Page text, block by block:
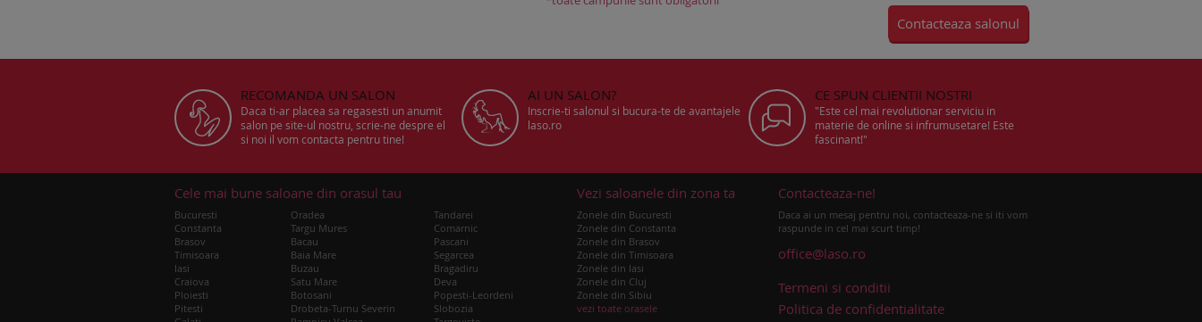
RECOMANDA UN SALON
Daca ti-ar placea sa regasesti un anumit
salon pe site-ul nostru, scrie-ne despre el
si noi il vom contacta pentru tine!
AI UN SALON?
Inscrie-ti salonul si bucura-te de avantajele
laso.ro
CE SPUN CLIENTII NOSTRI
"Este cel mai revolutionar serviciu in
materie de online si infrumusetare! Este
fascinant!"
Cele mai bune saloane din orasul tau
Bucuresti
Constanta
Brasov
Timisoara
Iasi
Craiova
Ploiesti
Pitesti
Oradea
Targu Mures
Bacau
Baia Mare
Buzau
Satu Mare
Botosani
Drobeta-Turnu Severin
Tandarei
Comarnic
Pascani
Segarcea
Bragadiru
Deva
Popesti-Leordeni
Slobozia
Vezi saloanele din zona ta
Zonele din Bucuresti
Zonele din Constanta
Zonele din Brasov
Zonele din Timisoara
Zonele din Iasi
Zonele din Cluj
Zonele din Sibiu
vezi toate orasele
Contacteaza-ne!
Daca ai un mesaj pentru noi, contacteaza-ne si iti vom
raspunde in cel mai scurt timp!
office@laso.ro
Termeni si conditii
Politica de confidentialitate